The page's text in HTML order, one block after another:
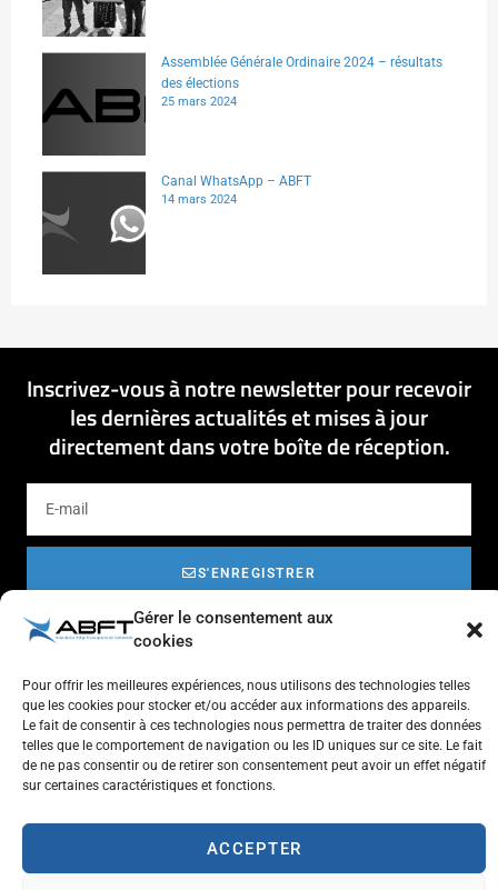
Gérer le consentement aux
cookies
Pour offrir les meilleures expériences, nous utilisons des technologies telles
que les cookies pour stocker et/ou accéder aux informations des appareils.
Le fait de consentir à ces technologies nous permettra de traiter des données
telles que le comportement de navigation ou les ID uniques sur ce site. Le fait
de ne pas consentir ou de retirer son consentement peut avoir un effet négatif
sur certaines caractéristiques et fonctions.
ACCEPTER
Assemblée Générale Ordinaire 2024 – résultats
des élections
25 mars 2024
Canal WhatsApp – ABFT
14 mars 2024
Inscrivez-vous à notre newsletter pour recevoir
les dernières actualités et mises à jour
directement dans votre boîte de réception.
S'ENREGISTRER
Respect de l'autre et estime de soi
Tolérance et générosité
Courtoisie et coopération
Plaisir
Travailler à l'ABFT